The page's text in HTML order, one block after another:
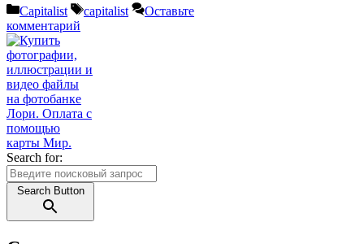
Рубрики
Capitalist Метки
capitalist
Оставьте
комментарий
Search for:
Search Button